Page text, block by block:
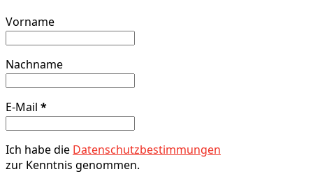
Vorname
Nachname
E-Mail *
Ich habe die Datenschutzbestimmungen
zur Kenntnis genommen.